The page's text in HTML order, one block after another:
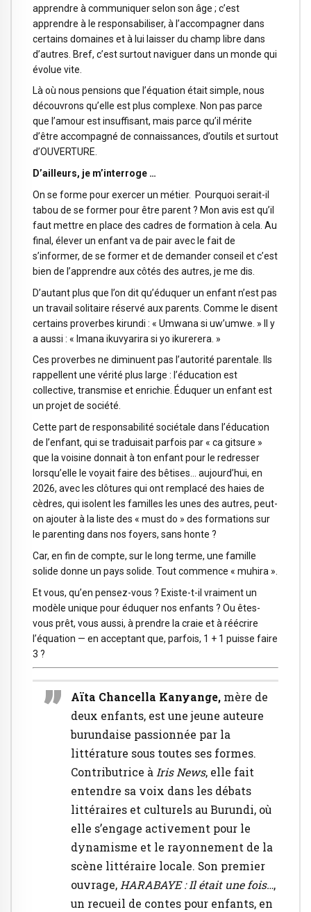
apprendre à communiquer selon son âge ; c’est
apprendre à le responsabiliser, à l’accompagner dans
certains domaines et à lui laisser du champ libre dans
d’autres. Bref, c’est surtout naviguer dans un monde qui
évolue vite.
Là où nous pensions que l’équation était simple, nous
découvrons qu’elle est plus complexe. Non pas parce
que l’amour est insuffisant, mais parce qu’il mérite
d’être accompagné de connaissances, d’outils et surtout
d’OUVERTURE.
D’ailleurs, je m’interroge …
On se forme pour exercer un métier. Pourquoi serait-il
tabou de se former pour être parent ? Mon avis est qu’il
faut mettre en place des cadres de formation à cela. Au
final, élever un enfant va de pair avec le fait de
s’informer, de se former et de demander conseil et c’est
bien de l’apprendre aux côtés des autres, je me dis.
D’autant plus que l’on dit qu’éduquer un enfant n’est pas
un travail solitaire réservé aux parents. Comme le disent
certains proverbes kirundi : « Umwana si uw’umwe. » Il y
a aussi : « Imana ikuvyarira si yo ikurerera. »
Ces proverbes ne diminuent pas l’autorité parentale. Ils
rappellent une vérité plus large : l’éducation est
collective, transmise et enrichie. Éduquer un enfant est
un projet de société.
Cette part de responsabilité sociétale dans l’éducation
de l’enfant, qui se traduisait parfois par « ca gitsure »
que la voisine donnait à ton enfant pour le redresser
lorsqu’elle le voyait faire des bêtises… aujourd’hui, en
2026, avec les clôtures qui ont remplacé des haies de
cèdres, qui isolent les familles les unes des autres, peut-
on ajouter à la liste des « must do » des formations sur
le parenting dans nos foyers, sans honte ?
Car, en fin de compte, sur le long terme, une famille
solide donne un pays solide. Tout commence « muhira ».
Et vous, qu’en pensez-vous ? Existe-t-il vraiment un
modèle unique pour éduquer nos enfants ? Ou êtes-
vous prêt, vous aussi, à prendre la craie et à réécrire
l’équation — en acceptant que, parfois, 1 + 1 puisse faire
3 ?
Aïta Chancella Kanyange, mère de
deux enfants, est une jeune auteure
burundaise passionnée par la
littérature sous toutes ses formes.
Contributrice à Iris News, elle fait
entendre sa voix dans les débats
littéraires et culturels au Burundi, où
elle s’engage activement pour le
dynamisme et le rayonnement de la
scène littéraire locale. Son premier
ouvrage, HARABAYE : Il était une fois…,
un recueil de contes pour enfants, en